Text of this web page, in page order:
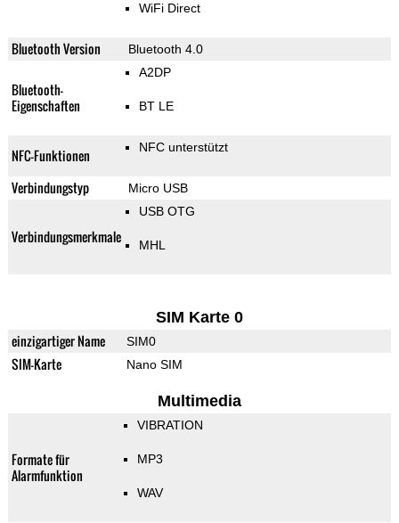
WiFi Direct
Bluetooth Version Bluetooth 4.0
Bluetooth-
Eigenschaften
A2DP
BT LE
NFC-Funktionen NFC unterstützt
Verbindungstyp Micro USB
Verbindungsmerkmale
USB OTG
MHL
SIM Karte 0
einzigartiger Name SIM0
SIM-Karte Nano SIM
Multimedia
Formate für
Alarmfunktion
VIBRATION
MP3
WAV